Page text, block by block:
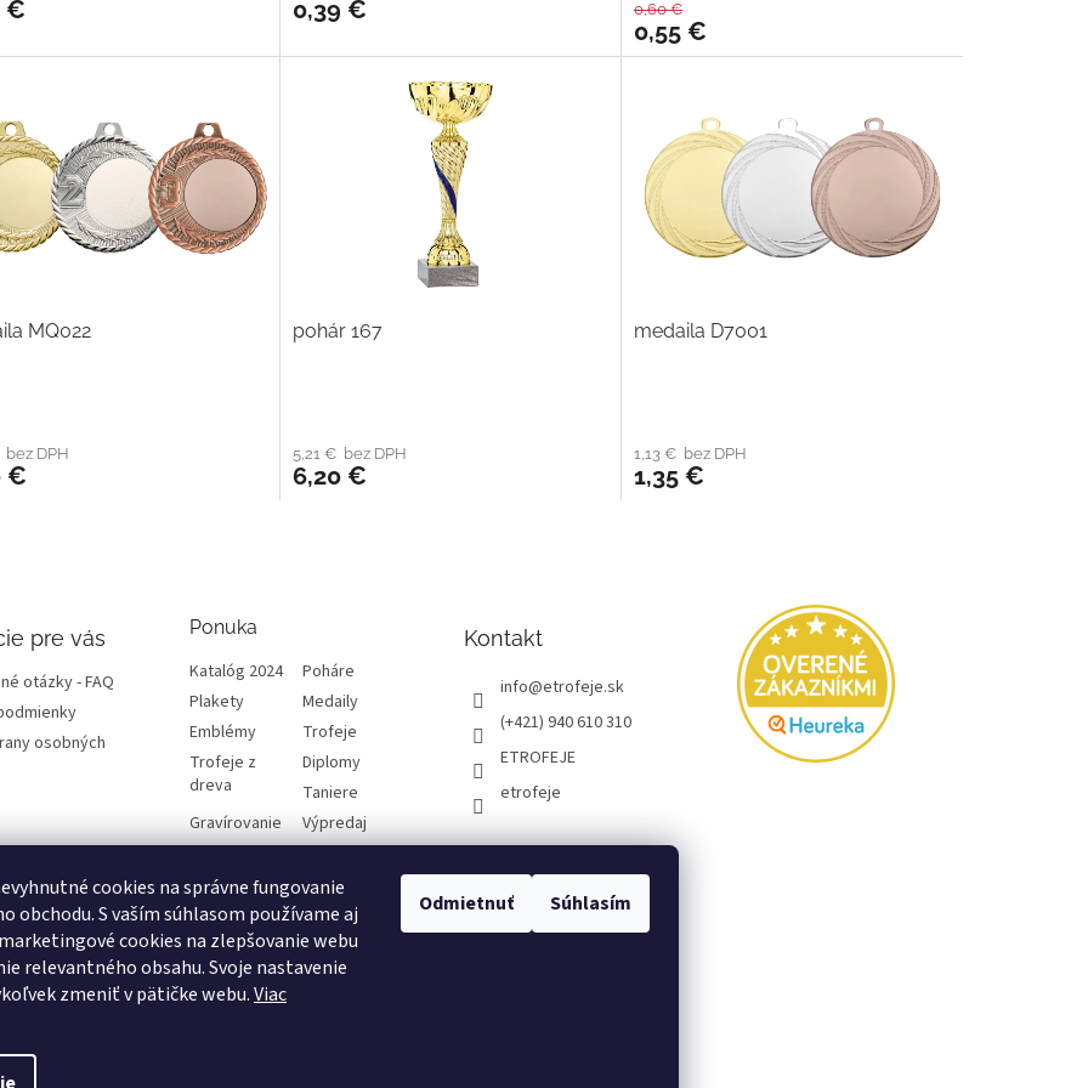
cookies na správne fungovanie
obchodu. S vaším súhlasom používame aj
cookies na zlepšovanie webu
relevantného obsahu. Svoje nastavenie
zmeniť v pätičke webu.Viac
Odmietnuť Súhlasím
€ 0,39 €
0,60 €
0,55 €
MQ022
DPH
€
pohár 167
5,21 € bez DPH
6,20 €
medaila D7001
1,13 € bez DPH
1,35 €
pre vás
otázky - FAQ
osobných
a dôležité
odstúpenie
reklamácie
Ponuka
Katalóg 2024
Poháre
Plakety
Medaily
Emblémy
Trofeje
Trofeje z
dreva
Diplomy
Taniere
Výpredaj
Gravírovanie
Kontakt
info@etrofeje.sk
(+421) 940 610 310
ETROFEJE
etrofeje